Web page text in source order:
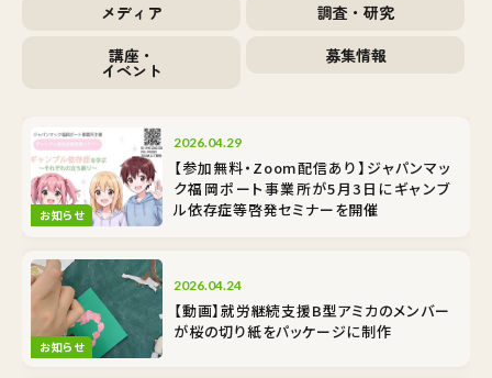
メディア
調査・研究
講座・
イベント
募集情報
お知らせ
2026.04.29
【参加無料・Zoom配信あり】ジャパンマッ
ク福岡ポート事業所が5月3日にギャンブ
ル依存症等啓発セミナーを開催
お知らせ
2026.04.24
【動画】就労継続支援B型アミカのメンバー
が桜の切り紙をパッケージに制作